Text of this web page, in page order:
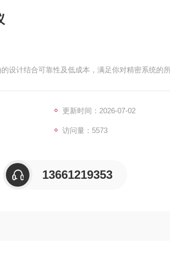
设计结合可靠性及低成本，满足你对精密系统的所
更新时间：2026-07-02
访问量：5573
13661219353